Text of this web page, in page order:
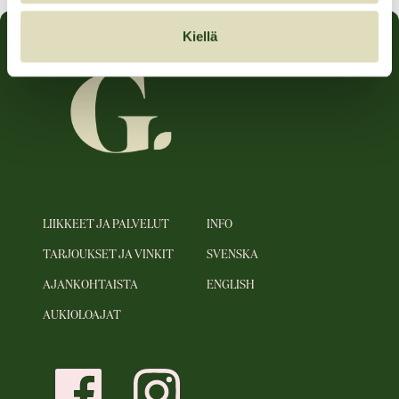
Kiellä
LIIKKEET JA PALVELUT
TARJOUKSET JA VINKIT
AJANKOHTAISTA
AUKIOLOAJAT
INFO
SVENSKA
ENGLISH